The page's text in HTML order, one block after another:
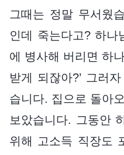
그때는 정말 무서웠
인데 죽는다고? 하나
에 병사해 버리면 하
받게 되잖아?’ 그러
습니다. 집으로 돌아
보았습니다. 그동안
위해 고소득 직장도